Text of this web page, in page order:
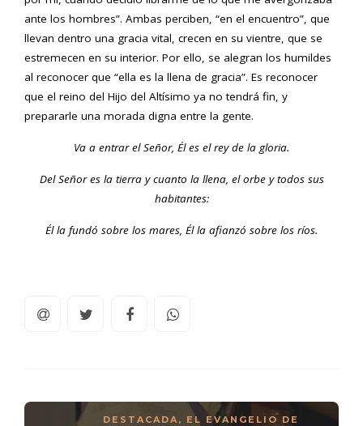
ante los hombres”. Ambas perciben, “en el encuentro”, que
llevan dentro una gracia vital, crecen en su vientre, que se
estremecen en su interior. Por ello, se alegran los humildes
al reconocer que “ella es la llena de gracia”. Es reconocer
que el reino del Hijo del Altísimo ya no tendrá fin, y
prepararle una morada digna entre la gente.
Va a entrar el Señor, Él es el rey de la gloria.
Del Señor es la tierra y cuanto la llena, el orbe y todos sus
habitantes:
Él la fundó sobre los mares, Él la afianzó sobre los ríos.
DESTACADA , EL EVANGELIO DE